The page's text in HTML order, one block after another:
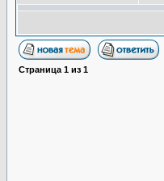
Страница 1 из 1